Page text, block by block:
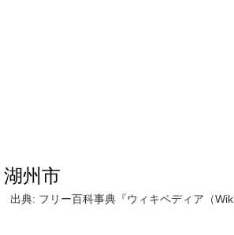
湖州市
出典: フリー百科事典『ウィキペディア（